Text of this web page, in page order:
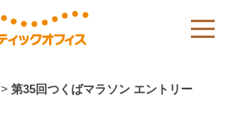
>第35回つくばマラソン エントリー